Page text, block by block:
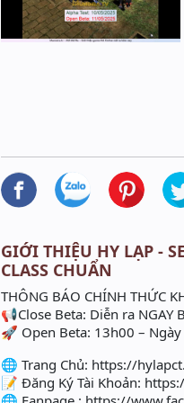
GIỚI THIỆU HY LẠP -
CLASS CHUẨN
THÔNG BÁO CHÍNH THỨC
📢Close Beta: Diễn ra NGAY
🚀 Open Beta: 13h00 –
🌐 Trang Chủ: https://
📝 Đăng Ký Tài Khoản: